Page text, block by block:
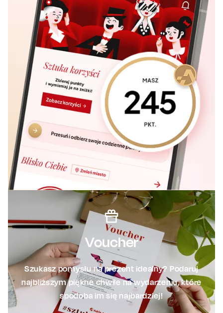
Voucher
Szukasz pomysłu na prezent idealny? Podaruj
najbliższym piękne chwile na wydarzeniu, które
spodoba im się najbardziej!